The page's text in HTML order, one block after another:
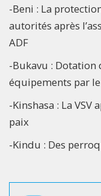
-Beni : La
autorités après
ADF
-Bukavu : Dotation
équipements par
-Kinshasa : La
paix
-Kindu : Des